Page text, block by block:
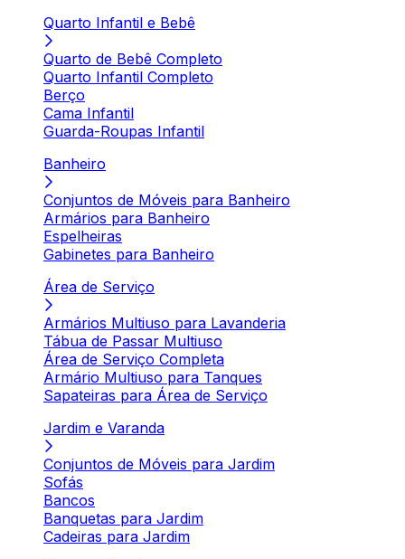
Quarto Infantil e Bebê
Quarto de Bebê Completo
Quarto Infantil Completo
Berço
Cama Infantil
Guarda-Roupas Infantil
Banheiro
Conjuntos de Móveis para Banheiro
Armários para Banheiro
Espelheiras
Gabinetes para Banheiro
Área de Serviço
Armários Multiuso para Lavanderia
Tábua de Passar Multiuso
Área de Serviço Completa
Armário Multiuso para Tanques
Sapateiras para Área de Serviço
Jardim e Varanda
Conjuntos de Móveis para Jardim
Sofás
Bancos
Banquetas para Jardim
Cadeiras para Jardim